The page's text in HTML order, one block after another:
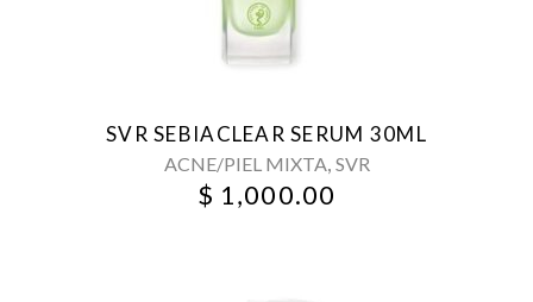
SVR SEBIACLEAR SERUM 30ML
ACNE/PIEL MIXTA, SVR
$ 1,000.00